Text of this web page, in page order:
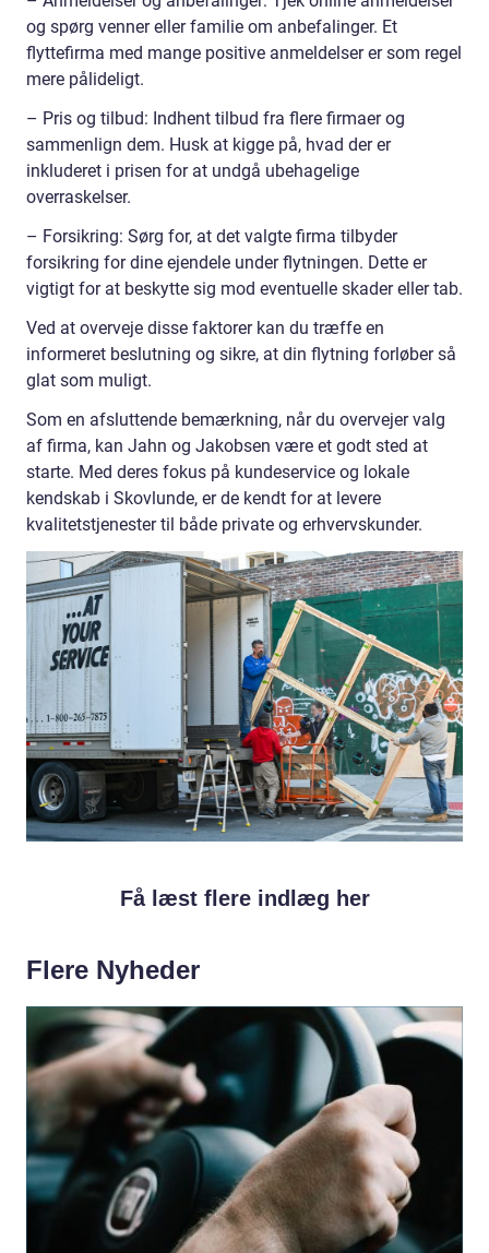
og spørg venner eller familie om anbefalinger. Et
flyttefirma med mange positive anmeldelser er som regel
mere pålideligt.
– Pris og tilbud: Indhent tilbud fra flere firmaer og
sammenlign dem. Husk at kigge på, hvad der er
inkluderet i prisen for at undgå ubehagelige
overraskelser.
– Forsikring: Sørg for, at det valgte firma tilbyder
forsikring for dine ejendele under flytningen. Dette er
vigtigt for at beskytte sig mod eventuelle skader eller tab.
Ved at overveje disse faktorer kan du træffe en
informeret beslutning og sikre, at din flytning forløber så
glat som muligt.
Som en afsluttende bemærkning, når du overvejer valg
af firma, kan Jahn og Jakobsen være et godt sted at
starte. Med deres fokus på kundeservice og lokale
kendskab i Skovlunde, er de kendt for at levere
kvalitetstjenester til både private og erhvervskunder.
Få læst flere indlæg her
Flere Nyheder